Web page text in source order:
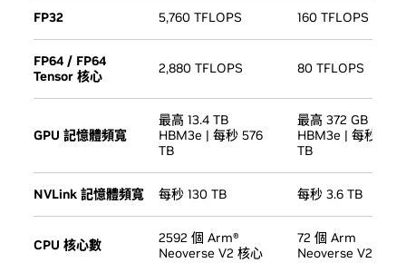
FP32 5,760 TFLOPS 160 TFLOPS
FP64 / FP64
Tensor 核心
2,880 TFLOPS 80 TFLOPS
GPU 記憶體頻寬
最高 13.4 TB
HBM3e | 每秒 576
TB
最高 372 GB
HBM3e | 每秒 16
TB
NVLink 記憶體頻寬 每秒 130 TB 每秒 3.6 TB
CPU 核心數
2592 個 Arm®
Neoverse V2 核心
72 個 Arm
Neoverse V2 核心